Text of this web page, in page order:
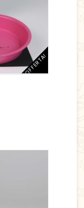
IN OFFERTA!